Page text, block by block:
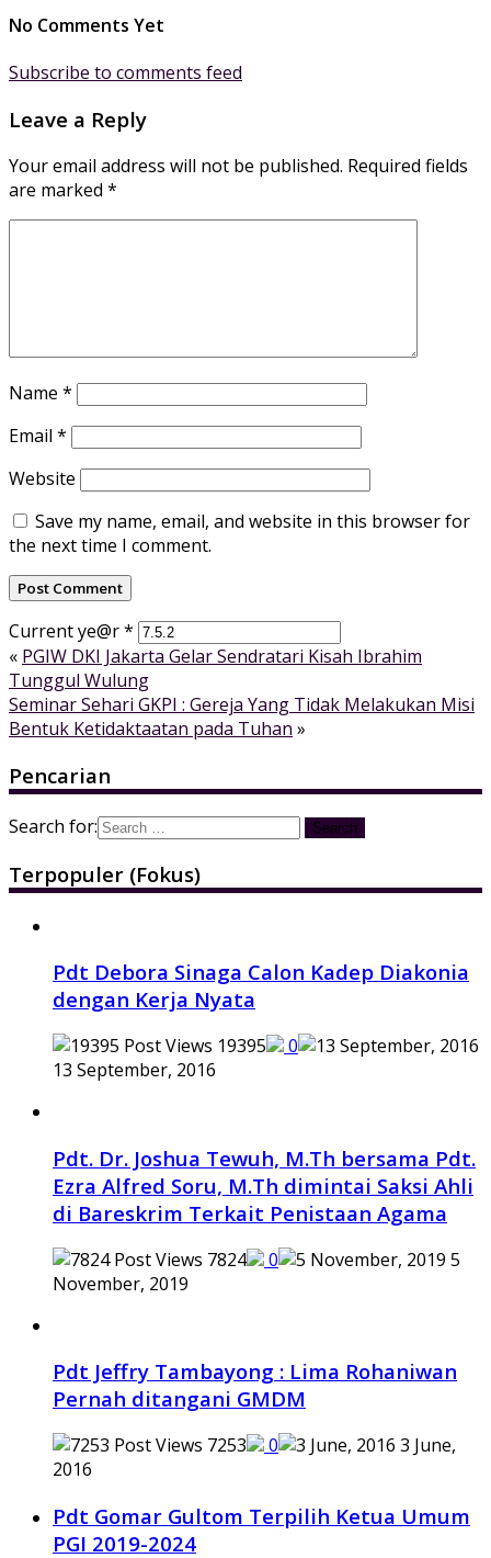
No Comments Yet
Subscribe to comments feed
Leave a Reply
Your email address will not be published. Required fields
are marked *
Name *
Email *
Website
Save my name, email, and website in this browser for
the next time I comment.
Current ye@r*
« PGIW DKI Jakarta Gelar Sendratari Kisah Ibrahim
Tunggul Wulung
Seminar Sehari GKPI : Gereja Yang Tidak Melakukan Misi
Bentuk Ketidaktaatan pada Tuhan »
Pencarian
Search for:
Terpopuler (Fokus)
Pdt Debora Sinaga Calon Kadep Diakonia
dengan Kerja Nyata
19395
0
13 September, 2016
Pdt. Dr. Joshua Tewuh, M.Th bersama Pdt.
Ezra Alfred Soru, M.Th dimintai Saksi Ahli
di Bareskrim Terkait Penistaan Agama
7824 0
5
November, 2019
Pdt Jeffry Tambayong : Lima Rohaniwan
Pernah ditangani GMDM
7253 0
3 June,
2016
Pdt Gomar Gultom Terpilih Ketua Umum
PGI 2019-2024